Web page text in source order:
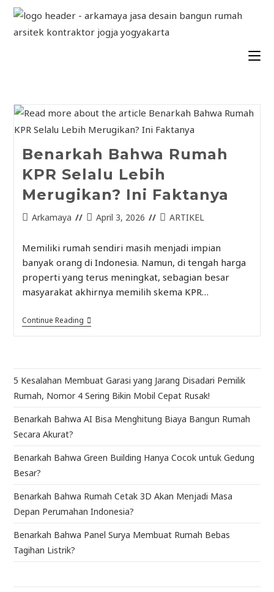
Benarkah Bahwa Rumah
KPR Selalu Lebih
Merugikan? Ini Faktanya
Arkamaya April 3, 2026 ARTIKEL
Memiliki rumah sendiri masih menjadi impian
banyak orang di Indonesia. Namun, di tengah harga
properti yang terus meningkat, sebagian besar
masyarakat akhirnya memilih skema KPR…
Continue Reading
5 Kesalahan Membuat Garasi yang Jarang Disadari Pemilik
Rumah, Nomor 4 Sering Bikin Mobil Cepat Rusak!
Benarkah Bahwa AI Bisa Menghitung Biaya Bangun Rumah
Secara Akurat?
Benarkah Bahwa Green Building Hanya Cocok untuk Gedung
Besar?
Benarkah Bahwa Rumah Cetak 3D Akan Menjadi Masa
Depan Perumahan Indonesia?
Benarkah Bahwa Panel Surya Membuat Rumah Bebas
Tagihan Listrik?